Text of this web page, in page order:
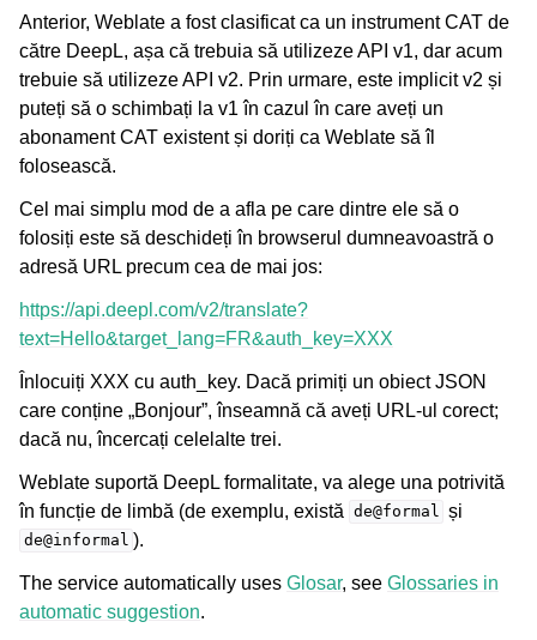
Anterior, Weblate a fost clasificat ca un instrument CAT de
către DeepL, așa că trebuia să utilizeze API v1, dar acum
trebuie să utilizeze API v2. Prin urmare, este implicit v2 și
puteți să o schimbați la v1 în cazul în care aveți un
abonament CAT existent și doriți ca Weblate să îl
folosească.
Cel mai simplu mod de a afla pe care dintre ele să o
folosiți este să deschideți în browserul dumneavoastră o
adresă URL precum cea de mai jos:
https://api.deepl.com/v2/translate?
text=Hello&target_lang=FR&auth_key=XXX
Înlocuiți XXX cu auth_key. Dacă primiți un obiect JSON
care conține „Bonjour”, înseamnă că aveți URL-ul corect;
dacă nu, încercați celelalte trei.
Weblate suportă DeepL formalitate, va alege una potrivită
în funcție de limbă (de exemplu, există de@formal și
de@informal ).
The service automatically uses Glosar, see Glossaries in
automatic suggestion.